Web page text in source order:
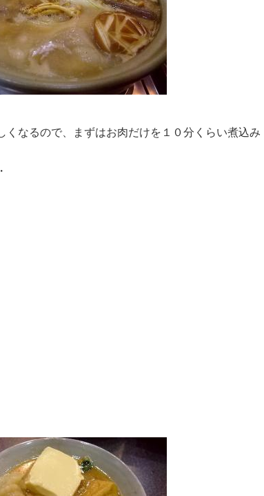
なるので、まずはお肉だけを１０分くらい煮込み